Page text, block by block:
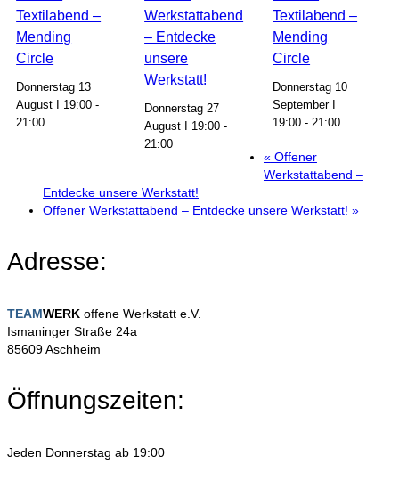
Textilabend –
Mending
Circle
Donnerstag 13
August I 19:00 -
21:00
Werkstattabend
– Entdecke
unsere
Werkstatt!
Donnerstag 27
August I 19:00 -
21:00
Textilabend –
Mending
Circle
Donnerstag 10
September I
19:00 - 21:00
« Offener
Werkstattabend –
Entdecke unsere Werkstatt!
Offener Werkstattabend – Entdecke unsere Werkstatt! »
Adresse:
TEAMWERK offene Werkstatt e.V.
Ismaninger Straße 24a
85609 Aschheim
Öffnungszeiten:
Jeden Donnerstag ab 19:00